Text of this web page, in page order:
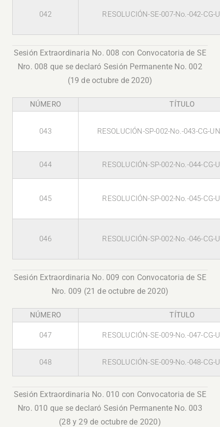
042 RESOLUCIÓN-SE-007-No.-042-CG-
Sesión Extraordinaria No. 008 con Convocatoria de SE
Nro. 008 que se declaró Sesión Permanente No. 002
(19 de octubre de 2020)
NÚMERO TÍTULO
043 RESOLUCIÓN-SP-002-No.-043-CG-
044 RESOLUCIÓN-SP-002-No.-044-CG-
045 RESOLUCIÓN-SP-002-No.-045-CG-
046 RESOLUCIÓN-SP-002-No.-046-CG-
Sesión Extraordinaria No. 009 con Convocatoria de SE
Nro. 009 (21 de octubre de 2020)
NÚMERO TÍTULO
047 RESOLUCIÓN-SE-009-No.-047-CG-
048 RESOLUCIÓN-SE-009-No.-048-CG-
Sesión Extraordinaria No. 010 con Convocatoria de SE
Nro. 010 que se declaró Sesión Permanente No. 003
(28 y 29 de octubre de 2020)